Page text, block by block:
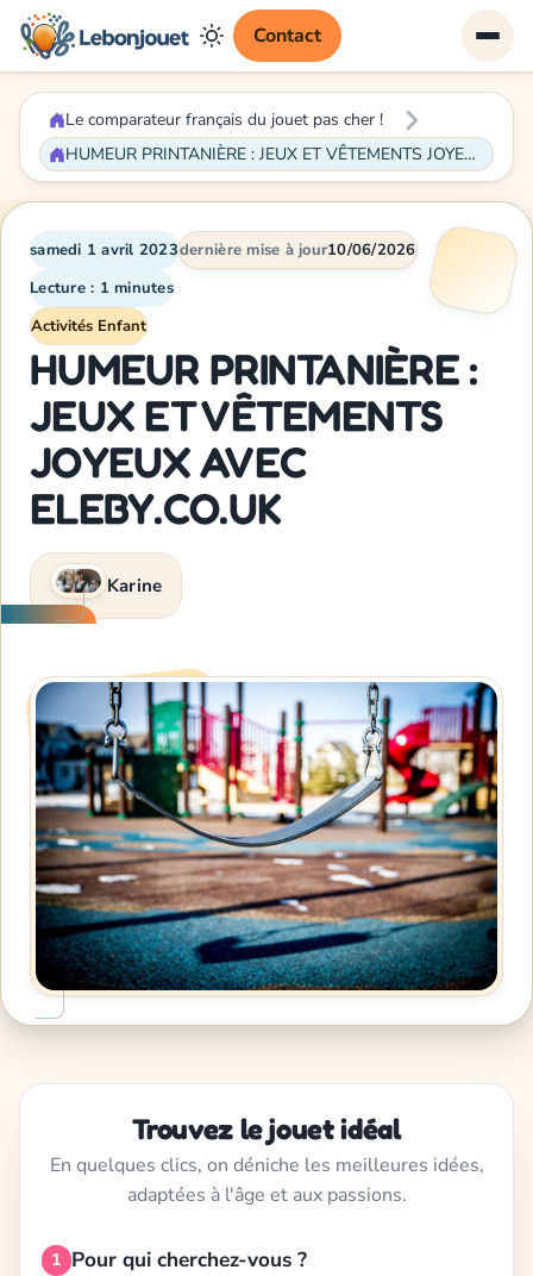
Contact
Le comparateur français du jouet pas cher !
HUMEUR PRINTANIÈRE : JEUX ET VÊTEMENTS JOYEUX AVEC ELEBY.CO.UK
samedi 1 avril 2023dernière mise à jour10/06/2026
Lecture : 1 minutes
Activités Enfant
HUMEUR PRINTANIÈRE :
JEUX ET VÊTEMENTS
JOYEUX AVEC
ELEBY.CO.UK
Karine
Trouvez le jouet idéal
En quelques clics, on déniche les meilleures idées,
adaptées à l'âge et aux passions.
1 Pour qui cherchez-vous ?